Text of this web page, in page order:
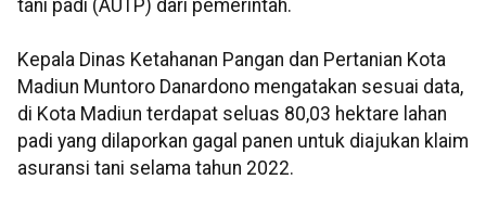
tani padi (AUTP) dari pemerintah.
Kepala Dinas Ketahanan Pangan dan Pertanian Kota
Madiun Muntoro Danardono mengatakan sesuai data,
di Kota Madiun terdapat seluas 80,03 hektare lahan
padi yang dilaporkan gagal panen untuk diajukan klaim
asuransi tani selama tahun 2022.